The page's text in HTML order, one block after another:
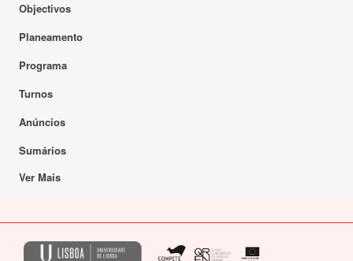
Objectivos
Planeamento
Programa
Turnos
Anúncios
Sumários
Ver Mais